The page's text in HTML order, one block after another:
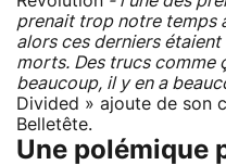
prenait trop notre temps
alors ces derniers
morts. Des trucs comme
beaucoup, il y en a
Divided » ajoute de son
Belletête.
Une polémique